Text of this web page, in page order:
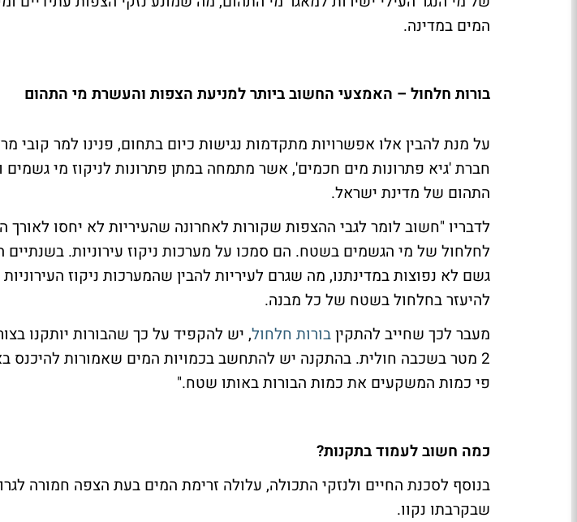
המים במדינה.
בורות חלחול – האמצעי החשוב ביותר למניעת הצפות והעשרת מי התהום
על מנת להבין אלו אפשרויות מתקדמות נגישות כיום בתחום, פנינו למר
חברת 'גיא פתרונות מים חכמים', אשר מתמחה במתן פתרונות לניקוז מי גשמים
התהום של מדינת ישראל.
לדבריו "חשוב לומר לגבי ההצפות שקורות לאחרונה שהעיריות לא יחסו
לחלחול של מי הגשמים בשטח. הם סמכו על מערכות ניקוז עירוניות. בשנתיים
גשם לא נפוצות במדינתנו, מה שגרם לעיריות להבין שהמערכות ניקוז
להיעזר בחלחול בשטח של כל מבנה.
מעבר לכך שחייב להתקיןבורות חלחול, יש להקפיד על כך שהבורות יותקנו
2 מטר בשכבה חולית. בהתקנה יש להתחשב בכמויות המים שאמורות להיכנס
פי כמות המשקעים את כמות הבורות באותו שטח."
כמה חשוב לעמוד בתקנות?
בנוסף לסכנת החיים ולנזקי התכולה, עלולה זרימת המים בעת הצפה חמורה
שבקרבתו נקוו.